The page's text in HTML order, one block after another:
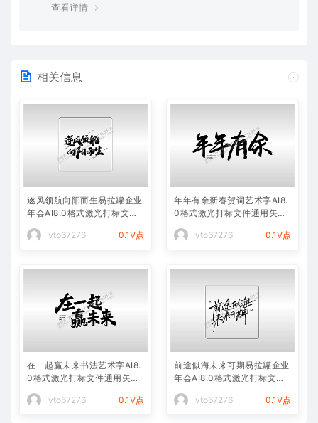
查看详情
相关信息
遂风领航向阳而生易拉罐企业
年会AI8.0格式激光打标文件
vto67276
0.1V点
年年有余新春贺词艺术字AI8.
0格式激光打标文件通用矢量
vto67276
0.1V点
在一起赢未来书法艺术字AI8.
0格式激光打标文件通用矢量
vto67276
0.1V点
前途似海未来可期易拉罐企业
年会AI8.0格式激光打标文件
vto67276
0.1V点